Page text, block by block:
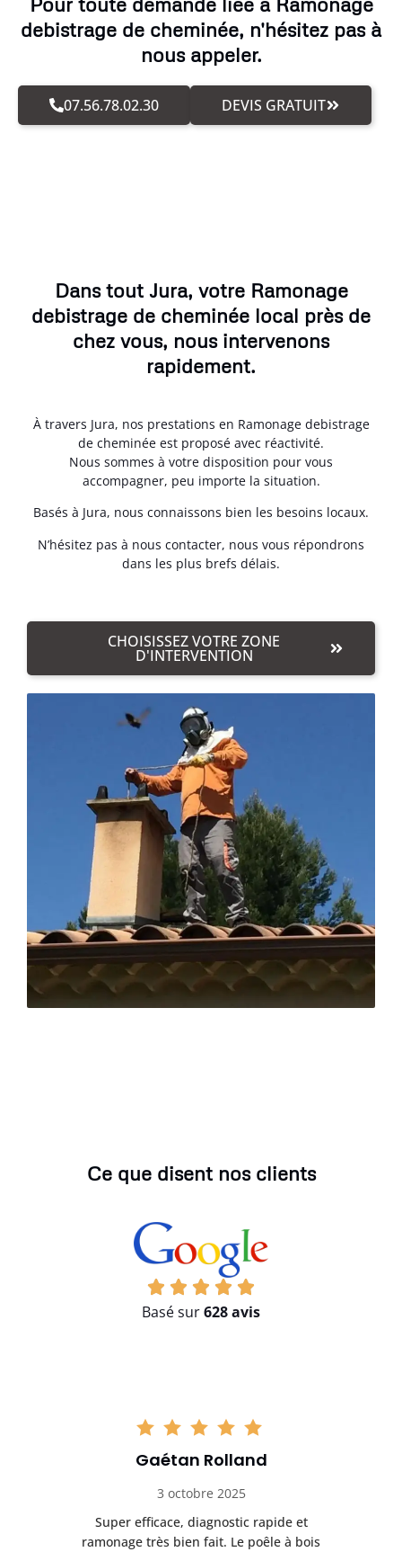
debistrage de cheminée, n'hésitez pas à
nous appeler.
07.56.78.02.30 DEVIS GRATUIT
Dans tout Jura, votre Ramonage
debistrage de cheminée local près de
chez vous, nous intervenons
rapidement.
À travers Jura, nos prestations en Ramonage debistrage
de cheminée est proposé avec réactivité.
Nous sommes à votre disposition pour vous
accompagner, peu importe la situation.
Basés à Jura, nous connaissons bien les besoins locaux.
N’hésitez pas à nous contacter, nous vous répondrons
dans les plus brefs délais.
CHOISISSEZ VOTRE ZONE
D'INTERVENTION
Ce que disent nos clients
Basé sur628 avis
Gaétan Rolland
3 octobre 2025
Super efficace, diagnostic rapide et
ramonage très bien fait. Le poêle à bois